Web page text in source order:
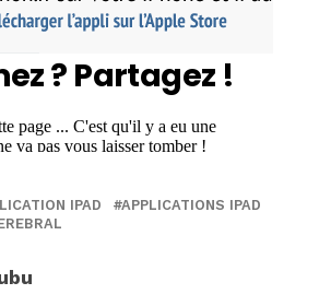
? Partagez !
IPAD
APPLICATIONS IPAD